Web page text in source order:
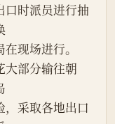
口时派员进行抽
现场进行。
，采取各地出口